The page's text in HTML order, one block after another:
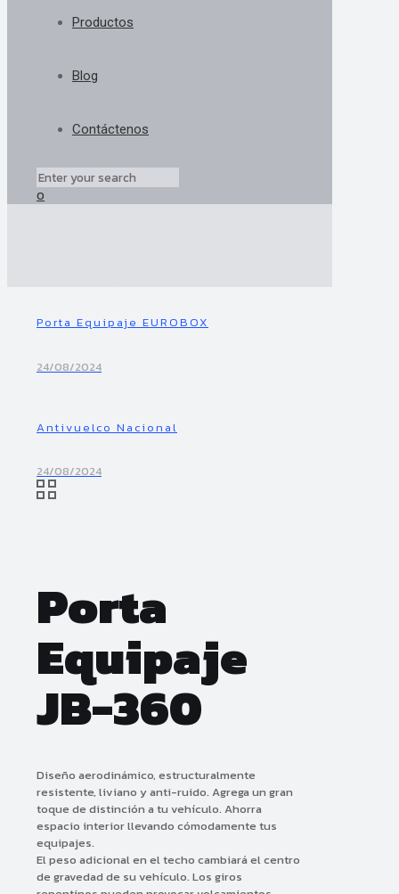
Productos
Blog
Contáctenos
0
Porta Equipaje EUROBOX
24/08/2024
Antivuelco Nacional
24/08/2024
Porta
Equipaje
JB-360
Diseño aerodinámico, estructuralmente
resistente, liviano y anti-ruido. Agrega un gran
toque de distinción a tu vehículo. Ahorra
espacio interior llevando cómodamente tus
equipajes.
El peso adicional en el techo cambiará el centro
de gravedad de su vehículo. Los giros